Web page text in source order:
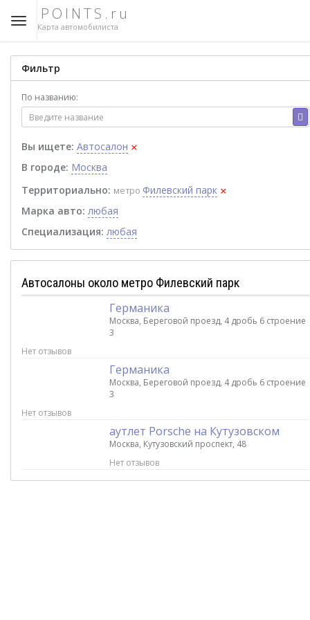
POINTS.ru
Карта автомобилиста
Фильтр
По названию:
Вы ищете: Автосалон ×
В городе: Москва
Территориально: метро Филевский парк ×
Марка авто: любая
Специализация: любая
Автосалоны около метро Филевский парк
Германика
Москва, Береговой проезд, 4 дробь 6 строение
3
Нет отзывов
Германика
Москва, Береговой проезд, 4 дробь 6 строение
3
Нет отзывов
аутлет Porsche на Кутузовском
Москва, Кутузовский проспект, 48
Нет отзывов